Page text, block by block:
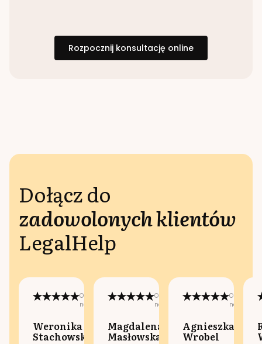
Rozpocznij konsultację online
Dołącz do
zadowolonych klientów
LegalHelp
Opublikowano
na:
Weronika
Stachowska
Opublikowano
na:
Magdalena
Masłowska
na:
Agnieszka
Wrobel